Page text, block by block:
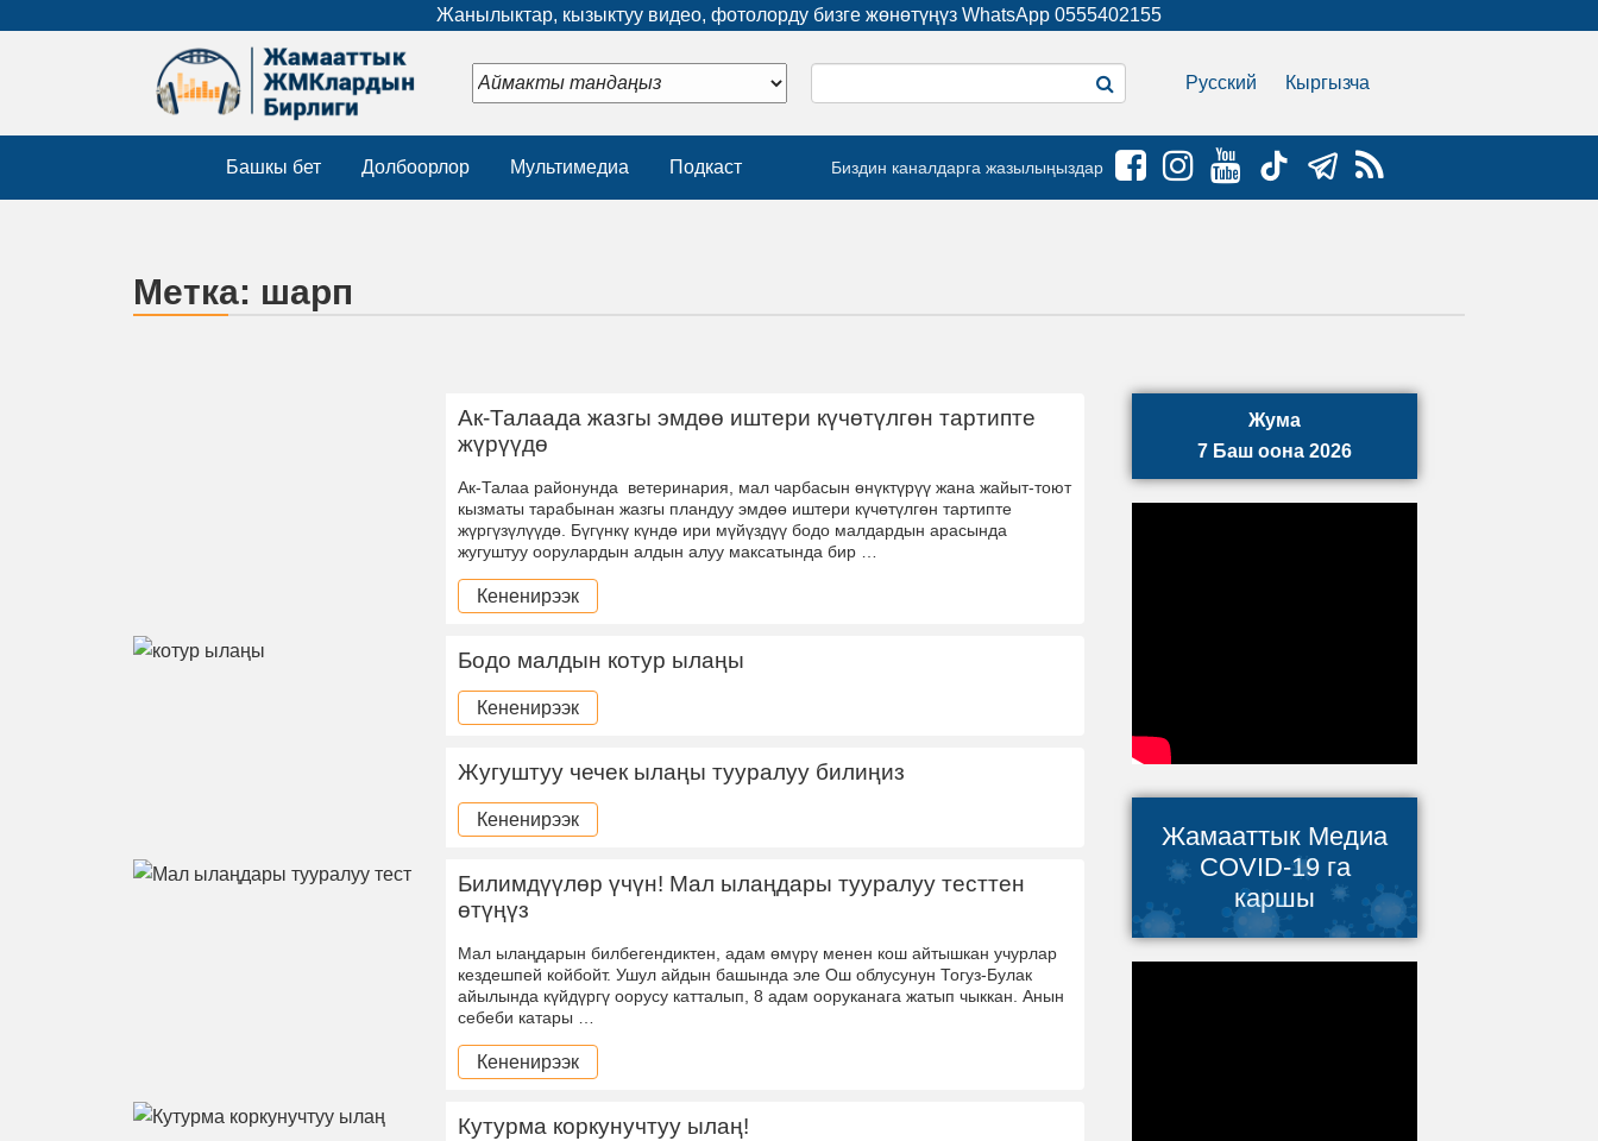
Жанылыктар, кызыктуу видео, фотолорду бизге жөнөтүңүз WhatsApp 0555402155
Русский Кыргызча
Башкы бет Долбоорлор Мультимедиа Подкаст Биздин каналдарга жазылыңыздар
Метка: шарп
Ак-Талаада жазгы эмдөө иштери күчөтүлгөн тартипте
жүрүүдө
Ак-Талаа районунда ветеринария, мал чарбасын өнүктүрүү жана жайыт-тоют
кызматы тарабынан жазгы пландуу эмдөө иштери күчөтүлгөн тартипте
жүргүзүлүүдө. Бүгүнкү күндө ири мүйүздүү бодо малдардын арасында
жугуштуу оорулардын алдын алуу максатында бир …
Кененирээк
Бодо малдын котур ылаңы
Кененирээк
Жугуштуу чечек ылаңы тууралуу билиңиз
Кененирээк
Билимдүүлөр үчүн! Мал ылаңдары тууралуу тесттен
өтүңүз
Мал ылаңдарын билбегендиктен, адам өмүрү менен кош айтышкан учурлар
кездешпей койбойт. Ушул айдын башында эле Ош облусунун Тогуз-Булак
айылында күйдүргү оорусу катталып, 8 адам ооруканага жатып чыккан. Анын
себеби катары …
Кененирээк
Кутурма коркунучтуу ылаң!
Жума
7 Баш оона 2026
Жамааттык Медиа
COVID-19 га
каршы